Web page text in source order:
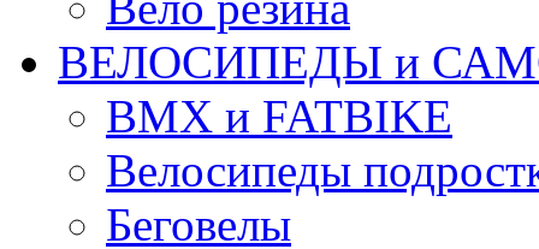
ВЕЛОСИПЕДЫ и
BMX и FATBIKE
Велосипеды
Беговелы